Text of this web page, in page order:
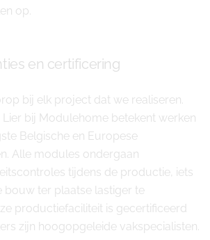
op.
en certificering
bij elk project dat we realiseren.
bij Modulehome betekent werken
Belgische en Europese
Alle modules ondergaan
tijdens de productie, iets
bouw ter plaatse lastiger te
productiefaciliteit is gecertificeerd
zijn hoogopgeleide vakspecialisten.